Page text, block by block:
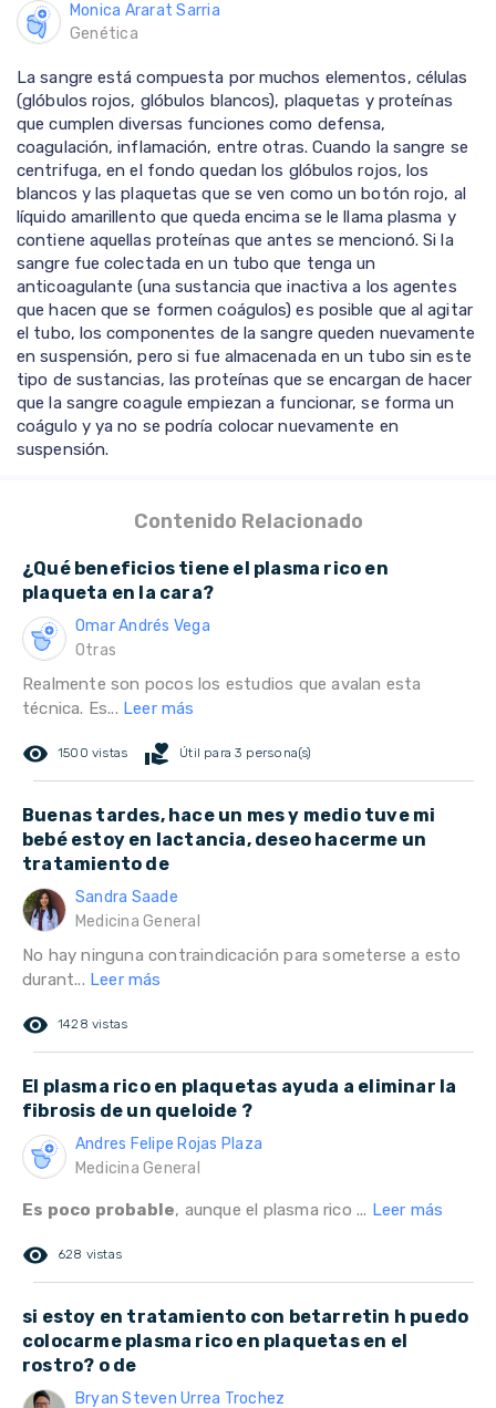
Monica Ararat Sarria
Genética
La sangre está compuesta por muchos elementos, células
(glóbulos rojos, glóbulos blancos), plaquetas y proteínas
que cumplen diversas funciones como defensa,
coagulación, inflamación, entre otras. Cuando la sangre se
centrifuga, en el fondo quedan los glóbulos rojos, los
blancos y las plaquetas que se ven como un botón rojo, al
líquido amarillento que queda encima se le llama plasma y
contiene aquellas proteínas que antes se mencionó. Si la
sangre fue colectada en un tubo que tenga un
anticoagulante (una sustancia que inactiva a los agentes
que hacen que se formen coágulos) es posible que al agitar
el tubo, los componentes de la sangre queden nuevamente
en suspensión, pero si fue almacenada en un tubo sin este
tipo de sustancias, las proteínas que se encargan de hacer
que la sangre coagule empiezan a funcionar, se forma un
coágulo y ya no se podría colocar nuevamente en
suspensión.
Contenido Relacionado
¿Qué beneficios tiene el plasma rico en
plaqueta en la cara?
Omar Andrés Vega
Otras
Realmente son pocos los estudios que avalan esta
técnica. Es... Leer más
remove_red_eye 1500 vistas volunteer_activism Útil para 3 persona(s)
Buenas tardes, hace un mes y medio tuve mi
bebé estoy en lactancia, deseo hacerme un
tratamiento de
Sandra Saade
Medicina General
No hay ninguna contraindicación para someterse a esto
durant... Leer más
remove_red_eye 1428 vistas
El plasma rico en plaquetas ayuda a eliminar la
fibrosis de un queloide ?
Andres Felipe Rojas Plaza
Medicina General
Es poco probable, aunque el plasma rico ... Leer más
remove_red_eye 628 vistas
si estoy en tratamiento con betarretin h puedo
colocarme plasma rico en plaquetas en el
rostro? o de
Bryan Steven Urrea Trochez